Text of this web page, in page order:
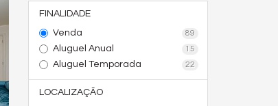
FINALIDADE
Venda
89
Aluguel Anual 15
Aluguel Temporada 22
LOCALIZAÇÃO